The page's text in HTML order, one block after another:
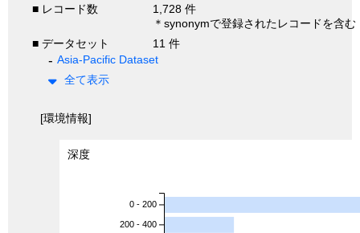
■ レコード数
1,728 件
＊synonymで登録されたレコードを含む
■ データセット
11 件
Asia-Pacific Dataset
全て表示
[環境情報]
深度
0 - 200
200 - 400